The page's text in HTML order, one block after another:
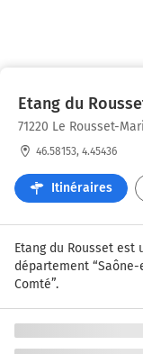
Etang du
71220 Le Rousset-
46.58153, 4.45436
Itinéraires
Etang du Rousset est
département
Comté”.